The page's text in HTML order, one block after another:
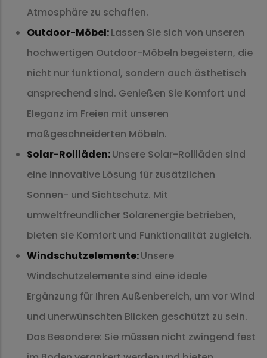
Atmosphäre zu schaffen.
Outdoor-Möbel:Lassen Sie sich von unseren
hochwertigen Outdoor-Möbeln begeistern, die
nicht nur funktional, sondern auch ästhetisch
ansprechend sind. Genießen Sie Komfort und
Eleganz im Freien mit unseren
maßgeschneiderten Möbeln.
Solar-Rollläden:Unsere Solar-Rollläden sind
eine innovative Lösung für zusätzlichen
Sonnen- und Sichtschutz. Mit
umweltfreundlicher Solarenergie betrieben,
bieten sie Komfort und Funktionalität zugleich.
Windschutzelemente:Unsere
Windschutzelemente sind eine ideale
Ergänzung für Ihren Außenbereich, um vor Wind
und unerwünschten Blicken geschützt zu sein.
Das Besondere: Sie müssen nicht zwingend fest